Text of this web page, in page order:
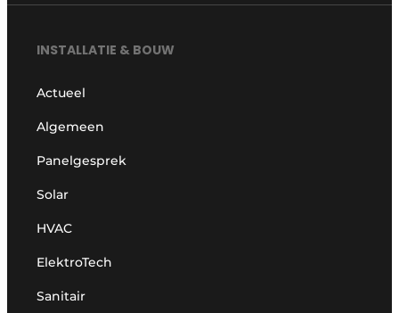
INSTALLATIE & BOUW
Actueel
Algemeen
Panelgesprek
Solar
HVAC
ElektroTech
Sanitair